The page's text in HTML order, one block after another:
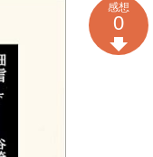
感想
0